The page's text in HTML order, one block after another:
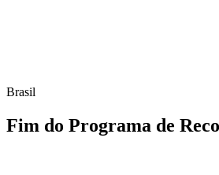
Brasil
Fim do Programa de